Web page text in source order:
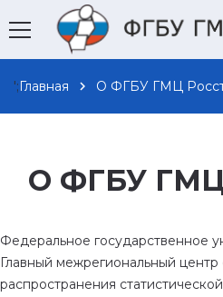
';Главная chevron_right О ФГБУ ГМЦ
О ФГБУ ГМЦ
Федеральное государственное
Главный межрегиональный
распространения